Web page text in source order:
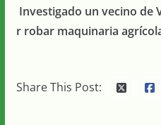
Investigado un vecino de
r robar maquinaria
Share This Post: